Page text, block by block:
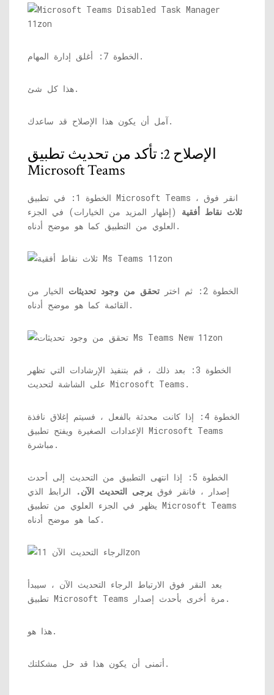
الخطوة 7: أغلق إدارة المهام.
هذا كل شئ.
آمل أن يكون هذا الإصلاح قد ساعدك.
الإصلاح 2: تأكد من تحديث تطبيق
Microsoft Teams
الخطوة 1: في تطبيق Microsoft Teams ، انقر فوق
ثلاث نقاط أفقية (إظهار المزيد من الخيارات) في الجزء
العلوي من التطبيق كما هو موضح أدناه.
الخطوة 2: ثم اختر تحقق من وجود تحديثات الخيار من
القائمة كما هو موضح أدناه.
الخطوة 3: بعد ذلك ، قم بتنفيذ الإرشادات التي تظهر
على الشاشة لتحديث Microsoft Teams.
الخطوة 4: إذا كانت محدثة بالفعل ، فسيتم إغلاق نافذة
الإعدادات الصغيرة ويفتح تطبيق Microsoft Teams
مباشرة.
الخطوة 5: إذا انتهى التطبيق من التحديث إلى أحدث
إصدار ، فانقر فوق يرجى التحديث الآن.
الرابط الذي
يظهر في الجزء العلوي من تطبيق Microsoft Teams
كما هو موضح أدناه.
بعد النقر فوق الارتباط الرجاء التحديث الآن ، سيبدأ
تطبيق Microsoft Teams مرة أخرى بأحدث إصدار.
هذا هو.
أتمنى أن يكون هذا قد حل مشكلتك.